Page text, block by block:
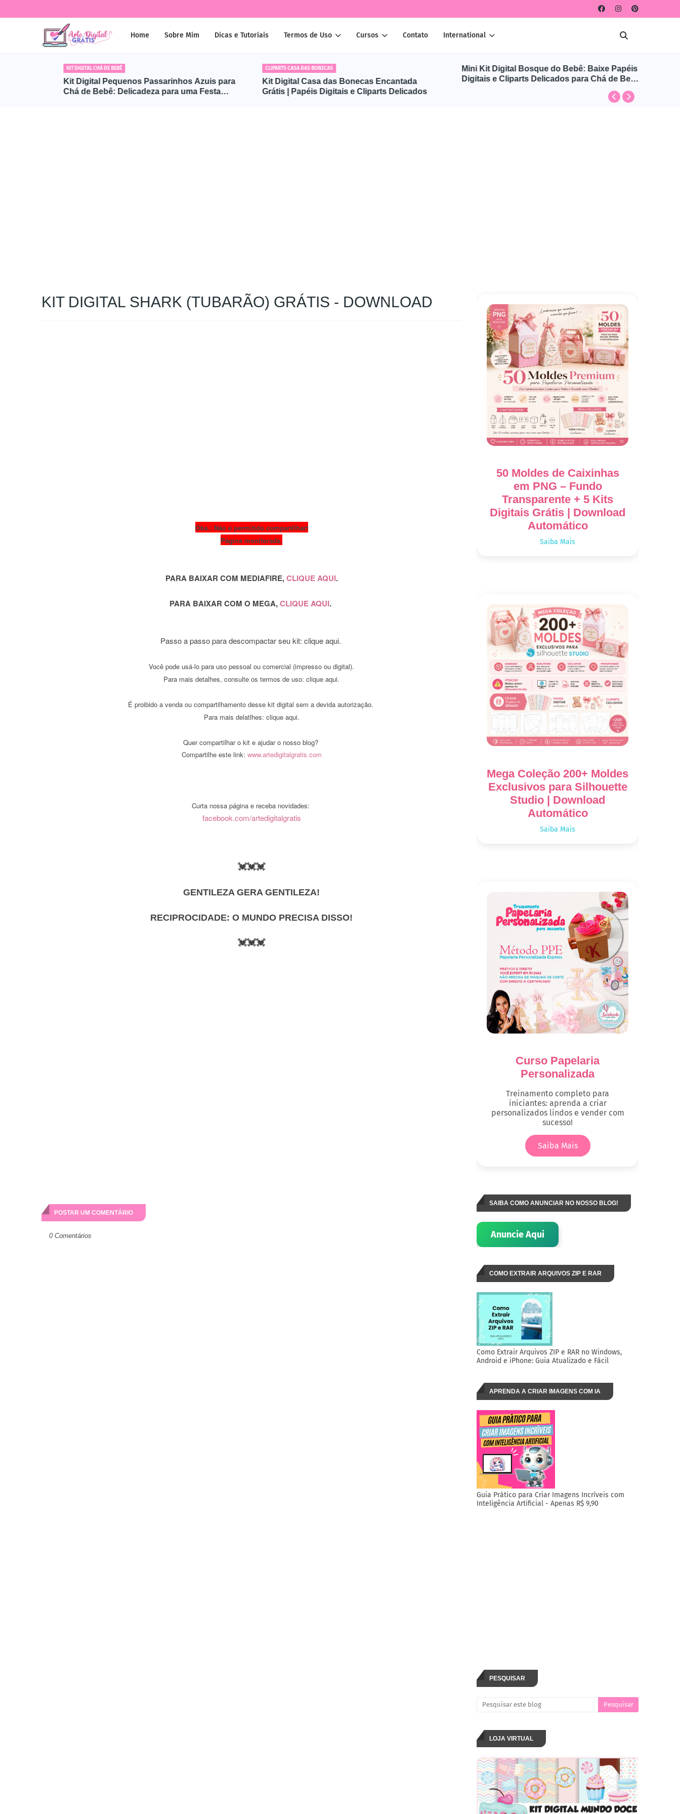
Home Sobre Mim Dicas e Tutoriais Termos de Uso Cursos Contato International
KIT DIGITAL CHÁ DE BEBÊ
Kit Digital Pequenos Passarinhos Azuis para
Chá de Bebê: Delicadeza para uma Festa
CLIPARTS CASA DAS BONECAS
Kit Digital Casa das Bonecas Encantada
Grátis | Papéis Digitais e Cliparts Delicados
Mini Kit Digital Bosque do Bebê: Baixe Papéis
Digitais e Cliparts Delicados para Chá de Bebê
KIT DIGITAL SHARK (TUBARÃO) GRÁTIS - DOWNLOAD
Obs.: Não é permitido compartilhar!
Página monitorada.
PARA BAIXAR COM MEDIAFIRE,CLIQUE AQUI.
PARA BAIXAR COM O MEGA,CLIQUE AQUI.
Passo a passo para descompactar seu kit: clique aqui.
Você pode usá-lo para uso pessoal ou comercial (impresso ou digital).
Para mais detalhes, consulte os termos de uso: clique aqui.
É proibido a venda ou compartilhamento desse kit digital sem a devida autorização.
Para mais delatlhes: clique aqui.
Quer compartilhar o kit e ajudar o nosso blog?
Compartilhe este link: www.artedigitalgratis.com
Curta nossa página e receba novidades:
facebook.com/artedigitalgratis
💓💓💓
GENTILEZA GERA GENTILEZA!
RECIPROCIDADE: O MUNDO PRECISA DISSO!
💓💓💓
POSTAR UM COMENTÁRIO
0 Comentários
50 Moldes de Caixinhas
em PNG – Fundo
Transparente + 5 Kits
Digitais Grátis | Download
Automático
Saiba Mais
Mega Coleção 200+ Moldes
Exclusivos para Silhouette
Studio | Download
Automático
Saiba Mais
Curso Papelaria
Personalizada
Treinamento completo para
iniciantes: aprenda a criar
personalizados lindos e vender com
sucesso!
Saiba Mais
SAIBA COMO ANUNCIAR NO NOSSO BLOG!
Anuncie Aqui
COMO EXTRAIR ARQUIVOS ZIP E RAR
Como Extrair Arquivos ZIP e RAR no Windows,
Android e iPhone: Guia Atualizado e Fácil
APRENDA A CRIAR IMAGENS COM IA
Guia Prático para Criar Imagens Incríveis com
Inteligência Artificial - Apenas R$ 9,90
PESQUISAR
LOJA VIRTUAL